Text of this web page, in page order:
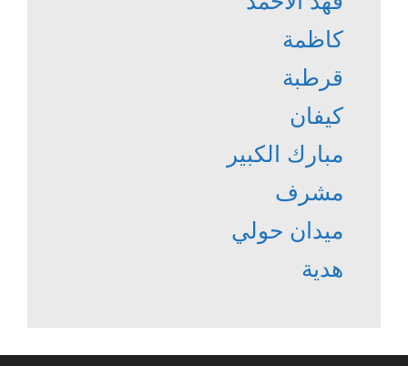
كاظمة
قرطبة
كيفان
مبارك الكبير
مشرف
ميدان حولي
هدية